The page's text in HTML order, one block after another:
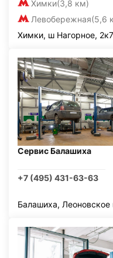
Химки(3,8 км)
Левобережная(5,6
Химки, ш Нагорное, 2к7
Сервис Балашиха
+7 (495) 431-63-63
Балашиха, Леоновское